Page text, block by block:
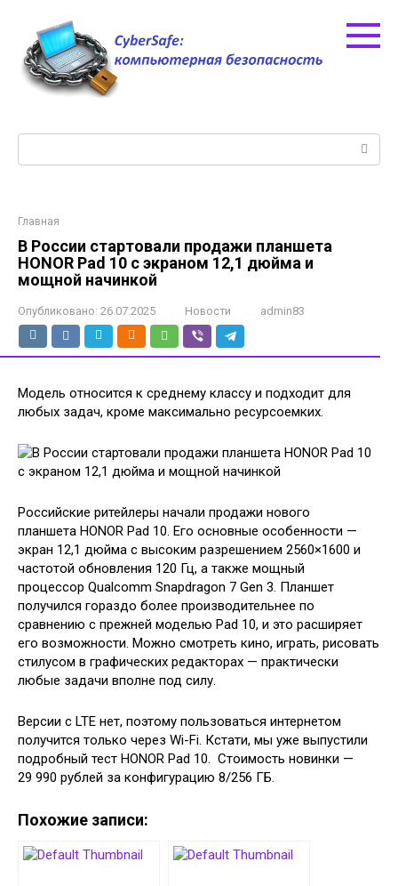
контенту
Главная
В России стартовали продажи планшета
HONOR Pad 10 с экраном 12,1 дюйма и
мощной начинкой
Опубликовано: 26.07.2025 Новости admin83
Модель относится к среднему классу и подходит для
любых задач, кроме максимально ресурсоемких.
Российские ритейлеры начали продажи нового
планшета HONOR Pad 10. Его основные особенности —
экран 12,1 дюйма с высоким разрешением 2560×1600 и
частотой обновления 120 Гц, а также мощный
процессор Qualcomm Snapdragon 7 Gen 3. Планшет
получился гораздо более производительнее по
сравнению с прежней моделью Pad 10, и это расширяет
его возможности. Можно смотреть кино, играть, рисовать
стилусом в графических редакторах — практически
любые задачи вполне под силу.
Версии с LTE нет, поэтому пользоваться интернетом
получится только через Wi-Fi. Кстати, мы уже выпустили
подробный тест HONOR Pad 10. Стоимость новинки —
29 990 рублей за конфигурацию 8/256 ГБ.
Похожие записи: